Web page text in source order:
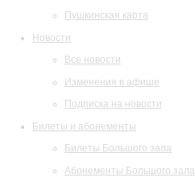
Пушкинская карта
Новости
Все новости
Изменения в афише
Подписка на новости
Билеты и абонементы
Билеты Большого зала
Абонементы Большого зала